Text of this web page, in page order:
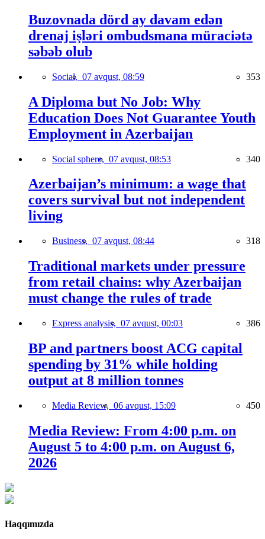
Buzovnada dörd ay davam edən
drenaj işləri ombudsmana müraciətə
səbəb olub
Social, 07 avqust, 08:59 353
A Diploma but No Job: Why
Education Does Not Guarantee Youth
Employment in Azerbaijan
Social sphere, 07 avqust, 08:53 340
Azerbaijan’s minimum: a wage that
covers survival but not independent
living
Business, 07 avqust, 08:44 318
Traditional markets under pressure
from retail chains: why Azerbaijan
must change the rules of trade
Express analysis, 07 avqust, 00:03 386
BP and partners boost ACG capital
spending by 31% while holding
output at 8 million tonnes
Media Review, 06 avqust, 15:09 450
Media Review: From 4:00 p.m. on
August 5 to 4:00 p.m. on August 6,
2026
Haqqımızda